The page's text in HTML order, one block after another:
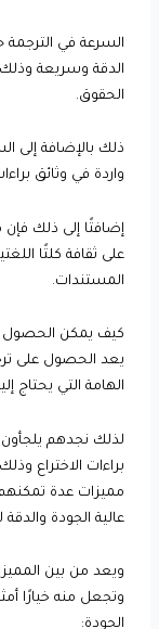
السرعة في الترجمة
الدقة وسريعة
الحقوق.
ذلك بالإضافة إلى
واردة في وثائق
إضافتًا إلى ذلك فإن
على ثقافة كلتًا
المستندات.
كيف يمكن الحصول
يعد الحصول على
الهامة التي يحتاج
لذلك نجدهم يلجأون
براءات الاختراع
مميزات عدة
عالية الجودة والدقة
ويعد من بين
وتجعل منه خيارًا
الجودة: